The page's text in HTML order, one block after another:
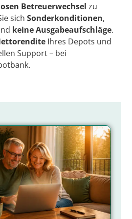
Betreuerwechsel zu
sichSonderkonditionen,
keine Ausgabeaufschläge.
Ihres Depots und
Support – bei